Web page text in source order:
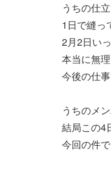
うちの仕
1日で縫っ
2月2日い
本当に無
今後の仕
うちのメ
結局この4
今回の件